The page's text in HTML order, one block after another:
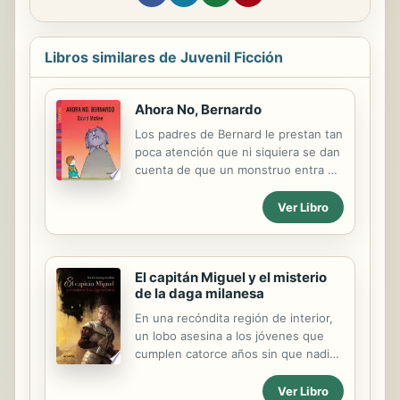
Libros similares de Juvenil Ficción
Ahora No, Bernardo
Los padres de Bernard le prestan tan
poca atención que ni siquiera se dan
cuenta de que un monstruo entra en
Ver Libro
El capitán Miguel y el misterio
de la daga milanesa
En una recóndita región de interior,
un lobo asesina a los jóvenes que
cumplen catorce años sin que nadie
había atacado a campesinos, pero
Ver Libro